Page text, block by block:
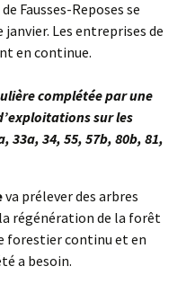
Fausses-Reposes se
Les entreprises de
en continue.
complétée par une
sur les
33a, 34, 55, 57b, 80b, 81,
va prélever des arbres
régénération de la forêt
forestier continu et en
a besoin.